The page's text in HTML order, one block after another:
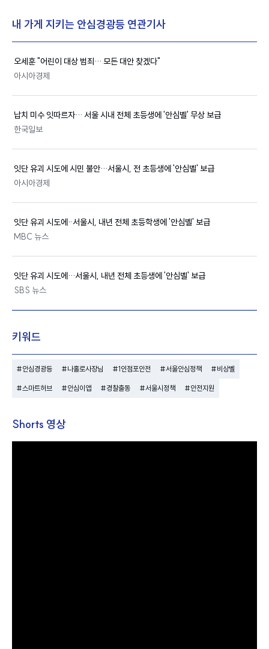
내 가게 지키는 안심경광등 연관기사
오세훈 "어린이 대상 범죄… 모든 대안 찾겠다"
아시아경제
납치 미수 잇따르자… 서울 시내 전체 초등생에 '안심벨' 무상 보급
한국일보
잇단 유괴 시도에 시민 불안…서울시, 전 초등생에 '안심벨' 보급
아시아경제
잇단 유괴 시도에‥서울시, 내년 전체 초등학생에 '안심벨' 보급
MBC 뉴스
잇단 유괴 시도에…서울시, 내년 전체 초등생에 '안심벨' 보급
SBS 뉴스
키워드
#안심경광등 #나홀로사장님 #1인점포안전 #서울안심정책 #비상벨
#스마트허브 #안심이앱 #경찰출동 #서울시정책 #안전지원
Shorts 영상